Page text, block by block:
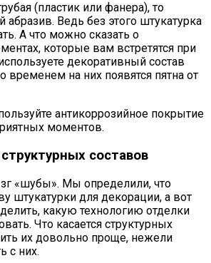
(пластик или фанера), то
абразив. Ведь без этого штукатурка
А что можно сказать о
которые вам встретятся при
декоративный состав
временем на них появятся пятна от
антикоррозийное покрытие
моментов.
составов
«шубы». Мы определили, что
штукатурки для декорации, а вот
какую технологию отделки
Что касается структурных
их довольно проще, нежели
с них.